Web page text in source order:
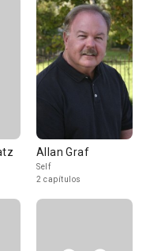
Allan Graf
Self
2 capítulos